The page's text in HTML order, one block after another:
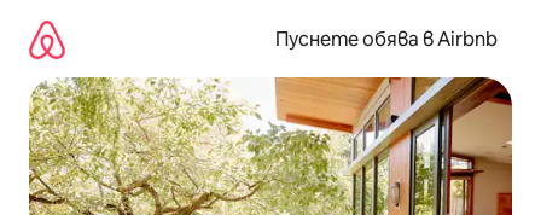
съдържанието
Пуснете обява в Airbnb